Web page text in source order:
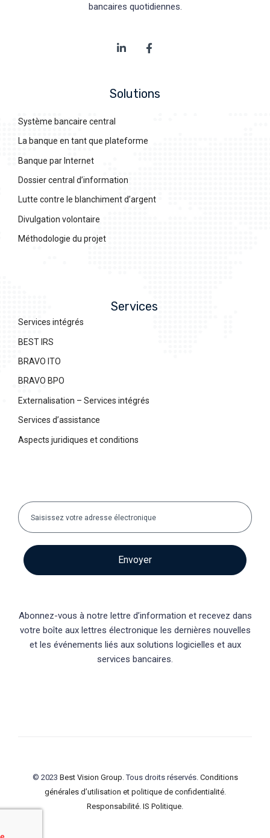
bancaires quotidiennes.
Solutions
Système bancaire central
La banque en tant que plateforme
Banque par Internet
Dossier central d’information
Lutte contre le blanchiment d’argent
Divulgation volontaire
Méthodologie du projet
Services
Services intégrés
BEST IRS
BRAVO ITO
BRAVO BPO
Externalisation – Services intégrés
Services d’assistance
Aspects juridiques et conditions
Envoyer
Abonnez-vous à notre lettre d’information et recevez dans
votre boîte aux lettres électronique les dernières nouvelles
et les événements liés aux solutions logicielles et aux
services bancaires.
© 2023 Best Vision Group . Tous droits réservés. Conditions
générales d’utilisation et politique de confidentialité.
Responsabilité IS Politique